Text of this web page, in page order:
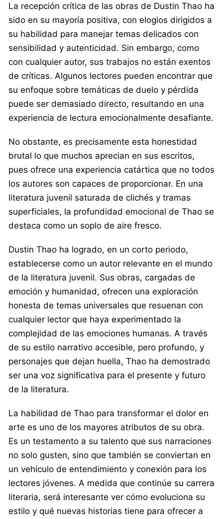
La recepción crítica de las obras de Dustin Thao ha
sido en su mayoría positiva, con elogios dirigidos a
su habilidad para manejar temas delicados con
sensibilidad y autenticidad. Sin embargo, como
con cualquier autor, sus trabajos no están exentos
de críticas. Algunos lectores pueden encontrar que
su enfoque sobre temáticas de duelo y pérdida
puede ser demasiado directo, resultando en una
experiencia de lectura emocionalmente desafiante.
No obstante, es precisamente esta honestidad
brutal lo que muchos aprecian en sus escritos,
pues ofrece una experiencia catártica que no todos
los autores son capaces de proporcionar. En una
literatura juvenil saturada de clichés y tramas
superficiales, la profundidad emocional de Thao se
destaca como un soplo de aire fresco.
Dustin Thao ha logrado, en un corto periodo,
establecerse como un autor relevante en el mundo
de la literatura juvenil. Sus obras, cargadas de
emoción y humanidad, ofrecen una exploración
honesta de temas universales que resuenan con
cualquier lector que haya experimentado la
complejidad de las emociones humanas. A través
de su estilo narrativo accesible, pero profundo, y
personajes que dejan huella, Thao ha demostrado
ser una voz significativa para el presente y futuro
de la literatura.
La habilidad de Thao para transformar el dolor en
arte es uno de los mayores atributos de su obra.
Es un testamento a su talento que sus narraciones
no solo gusten, sino que también se conviertan en
un vehículo de entendimiento y conexión para los
lectores jóvenes. A medida que continúe su carrera
literaria, será interesante ver cómo evoluciona su
estilo y qué nuevas historias tiene para ofrecer a